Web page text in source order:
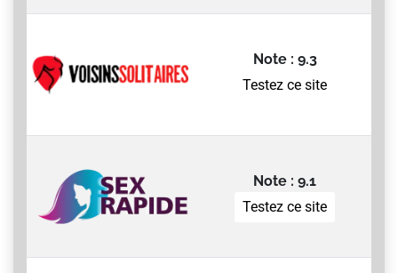
Note : 9.3
Testez ce site
Note : 9.1
Testez ce site